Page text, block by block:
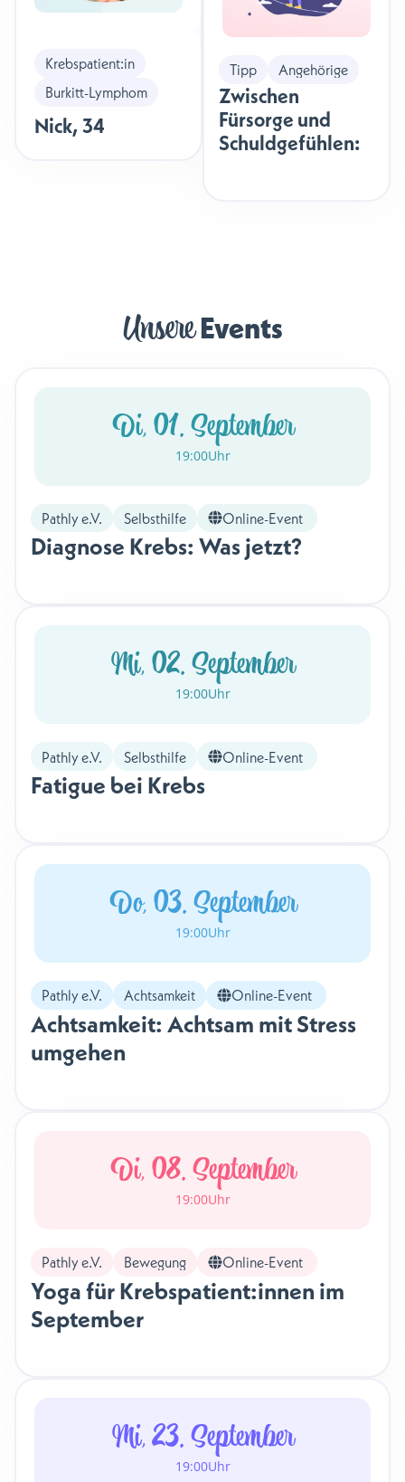
Krebspatient:in
Burkitt-Lymphom
Nick,34
Tipp Angehörige
Zwischen
Fürsorge und
Schuldgefühlen:
Unsere Events
Di, 01. September
19:00Uhr
Pathly e.V. Selbsthilfe Online-Event
Diagnose Krebs: Was jetzt?
Mi, 02. September
19:00Uhr
Pathly e.V. Selbsthilfe Online-Event
Fatigue bei Krebs
Do, 03. September
19:00Uhr
Pathly e.V. Achtsamkeit Online-Event
Achtsamkeit: Achtsam mit Stress
umgehen
Di, 08. September
19:00Uhr
Pathly e.V. Bewegung Online-Event
Yoga für Krebspatient:innen im
September
Mi, 23. September
19:00Uhr